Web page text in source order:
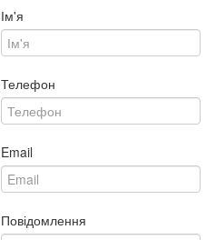
Ім'я
Телефон
Email
Повідомлення